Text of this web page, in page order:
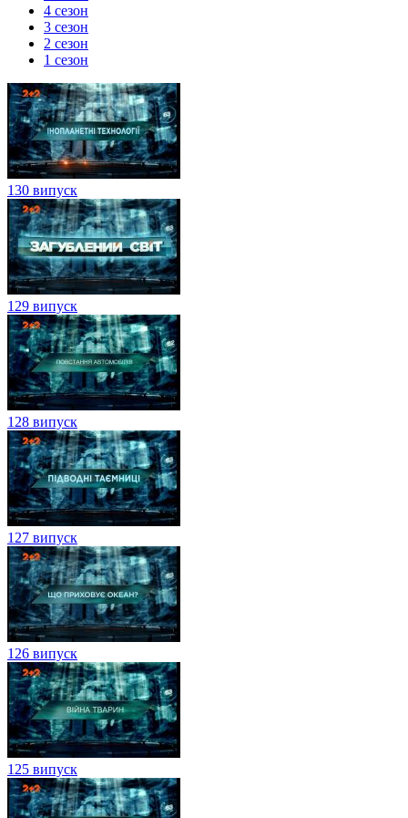
4 сезон
3 сезон
2 сезон
1 сезон
130 випуск
129 випуск
128 випуск
127 випуск
126 випуск
125 випуск